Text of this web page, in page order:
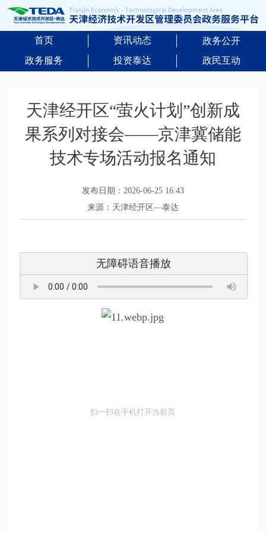
首页 资讯动态
政务公开
政务服务
投资泰达 政民互动
天津经开区“萤火计划”创新成
果系列对接会——京津冀储能
技术专场活动报名通知
发布日期：2026-06-25 16:43
来源：天津经开区—泰达
无障碍语音播放
扫一扫在手机打开当前页